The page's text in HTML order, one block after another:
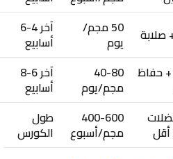
50 مجم/
يوم
آخر 4-6
أسابيع
حفاظ 40-80
مجم/يوم
آخر 6-8
أسابيع
أقل
400-600
مجم/أسبوع
طول
الكورس